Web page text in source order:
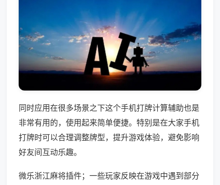
同时应用在很多场景之下这个手机打牌计算辅助也是
非常有用的，使用起来简单便捷。特别是在大家手机
打牌时可以合理调整牌型，提升游戏体验，避免影响
好友间互动乐趣。
微乐浙江麻将插件；一些玩家反映在游戏中遇到部分